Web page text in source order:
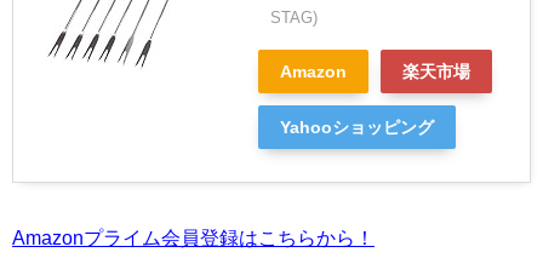
STAG)
Amazon 楽天市場
Yahooショッピング
Amazonプライム会員登録はこちらから！